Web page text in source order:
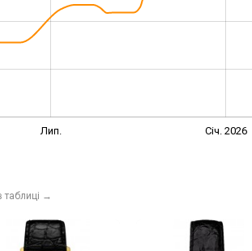
Лип. Січ. 2026
таблиці →